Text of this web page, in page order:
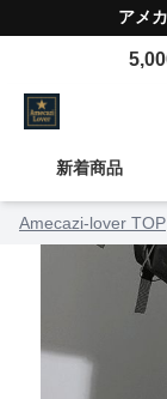
アメ
新着商品
Amecazi-lover TOP